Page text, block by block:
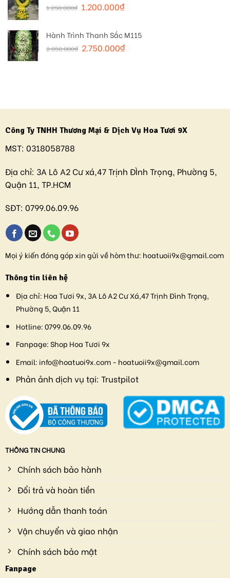
1.250.000₫ 1.200.000₫
Hành Trình Thanh Sắc M115
2.850.000₫ 2.750.000₫
Công Ty TNHH Thương Mại & Dịch Vụ Hoa Tươi 9X
MST: 0318058788
Địa chỉ: 3A Lô A2 Cư xá,47 Trịnh ĐÌnh Trọng, Phường 5,
Quận 11, TP.HCM
SĐT: 0799.06.09.96
Mọi ý kiến đóng góp xin gửi về hòm thư: hoatuoii9x@gmail.com
Thông tin liên hệ
Địa chỉ: Hoa Tươi 9x, 3A Lô A2 Cư Xá,47 Trịnh Đình Trọng,
Phường 5, Quận 11
Hotline:0799.06.09.96
Fanpage:Shop Hoa Tươi 9x
Email: info@hoatuoi9x.com - hoatuoii9x@gmail.com
Phản ảnh dịch vụ tại: Trustpilot
THÔNG TIN CHUNG
Chính sách bảo hành
Đổi trả và hoàn tiền
Hướng dẫn thanh toán
Vận chuyển và giao nhận
Chính sách bảo mật
Fanpage